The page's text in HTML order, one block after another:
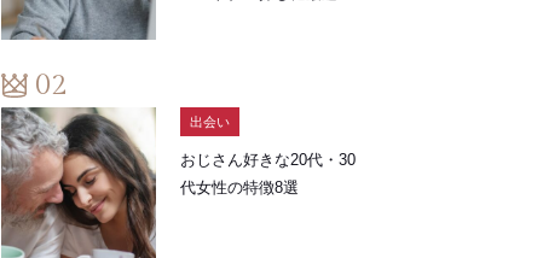
出会い
おじさん好きな20代・30
代女性の特徴8選